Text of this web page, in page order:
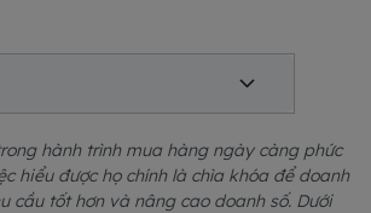
hành trình mua hàng ngày càng phức
hiểu được họ chính là chìa khóa để doanh
cầu tốt hơn và nâng cao doanh số. Dưới